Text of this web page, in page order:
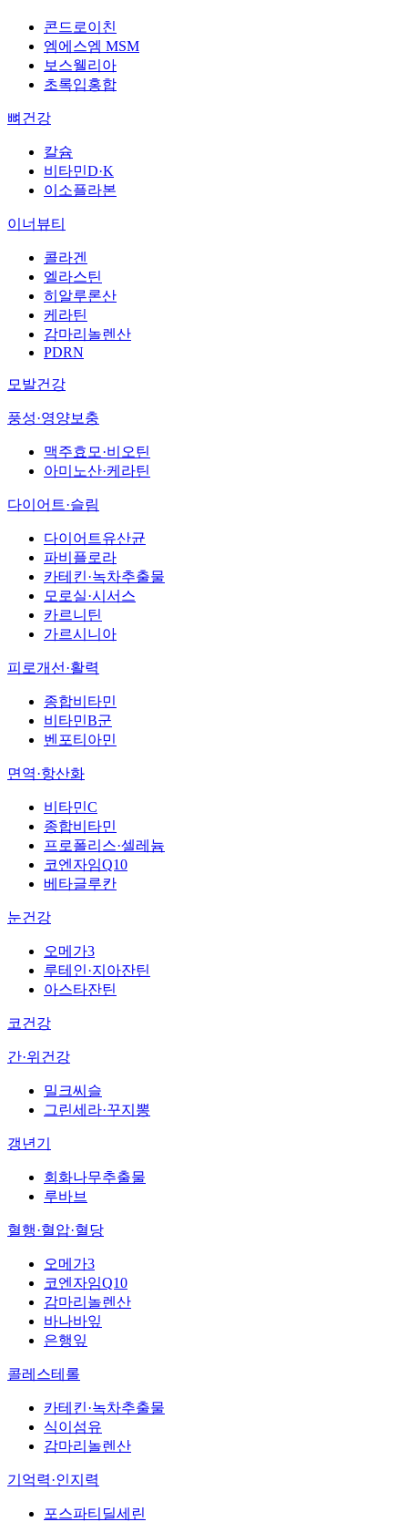
콘드로이친
엠에스엠 MSM
보스웰리아
초록입홍합
뼈건강
칼슘
비타민D·K
이소플라본
이너뷰티
콜라겐
엘라스틴
히알루론산
케라틴
감마리놀렌산
PDRN
모발건강
풍성·영양보충
맥주효모·비오틴
아미노산·케라틴
다이어트·슬림
다이어트유산균
파비플로라
카테킨·녹차추출물
모로실·시서스
카르니틴
가르시니아
피로개선·활력
종합비타민
비타민B군
벤포티아민
면역·항산화
비타민C
종합비타민
프로폴리스·셀레늄
코엔자임Q10
베타글루칸
눈건강
오메가3
루테인·지아잔틴
아스타잔틴
코건강
간·위건강
밀크씨슬
그린세라·꾸지뽕
갱년기
회화나무추출물
루바브
혈행·혈압·혈당
오메가3
코엔자임Q10
감마리놀렌산
바나바잎
은행잎
콜레스테롤
카테킨·녹차추출물
식이섬유
감마리놀렌산
기억력·인지력
포스파티딜세린